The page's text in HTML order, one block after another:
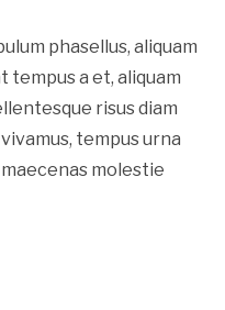
phasellus, aliquam
tempus a et, aliquam
risus diam
tempus urna
molestie